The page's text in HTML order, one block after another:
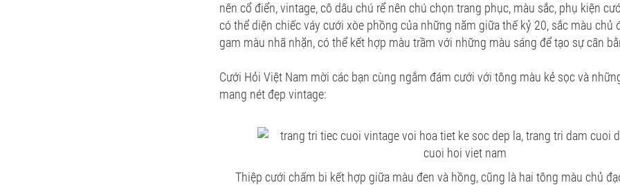
nên cổ điển, vintage, cô dâu chú rể nên chú chọn trang phục, màu sắc, phụ kiện
có thể diện chiếc váy cưới xòe phồng của những năm giữa thế kỷ 20, sắc màu chủ
gam màu nhã nhặn, có thể kết hợp màu trầm với những màu sáng để tạo sự cân
Cưới Hỏi Việt Nam mời các bạn cùng ngắm đám cưới với tông màu kẻ sọc và
mang nét đẹp vintage:
Thiệp cưới chấm bi kết hợp giữa màu đen và hồng, cũng là hai tông màu chủ